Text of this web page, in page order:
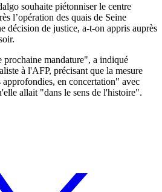
souhaite piétonniser le centre
l’opération des quais de Seine
décision de justice, a-t-on appris auprès
mandature", a indiqué
à l'AFP, précisant que la mesure
approfondies, en concertation" avec
allait "dans le sens de l'histoire".